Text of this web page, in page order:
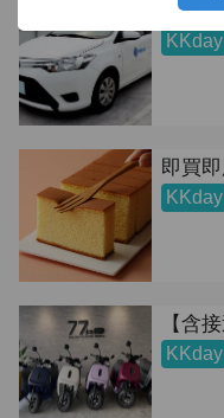
KKday
KKday
KKday